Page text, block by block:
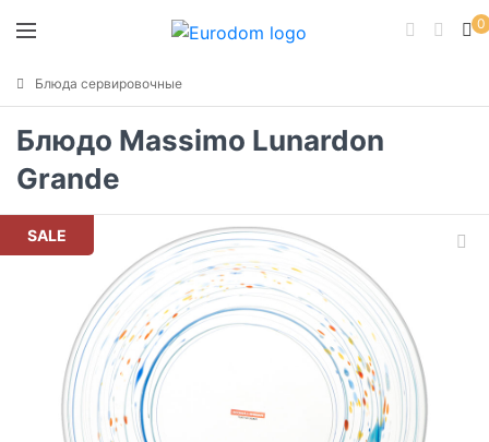
0
Блюда сервировочные
Блюдо Massimo Lunardon
Grande
SALE